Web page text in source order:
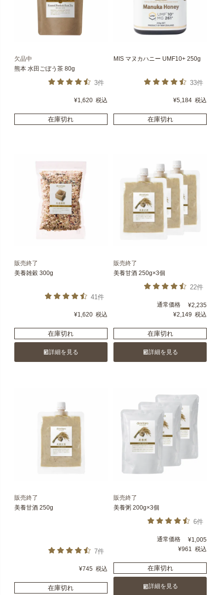
欠品中
熊本 水田ごぼう茶 80g
3件
¥1,620 税込
在庫切れ
MIS マヌカハニー UMF10+ 250g
33件
¥5,184 税込
在庫切れ
販売終了
美養雑穀 300g
41件
¥1,620 税込
在庫切れ
詳細を見る
販売終了
美養甘酒 250g×3個
22件
通常価格 ¥2,235
¥2,149 税込
在庫切れ
詳細を見る
販売終了
美養甘酒 250g
7件
¥745 税込
在庫切れ
販売終了
美養粥 200g×3個
6件
通常価格 ¥1,005
¥961 税込
在庫切れ
詳細を見る